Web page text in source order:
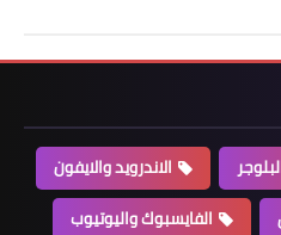
الاندرويد والايفون
الفايسبوك واليوتيوب